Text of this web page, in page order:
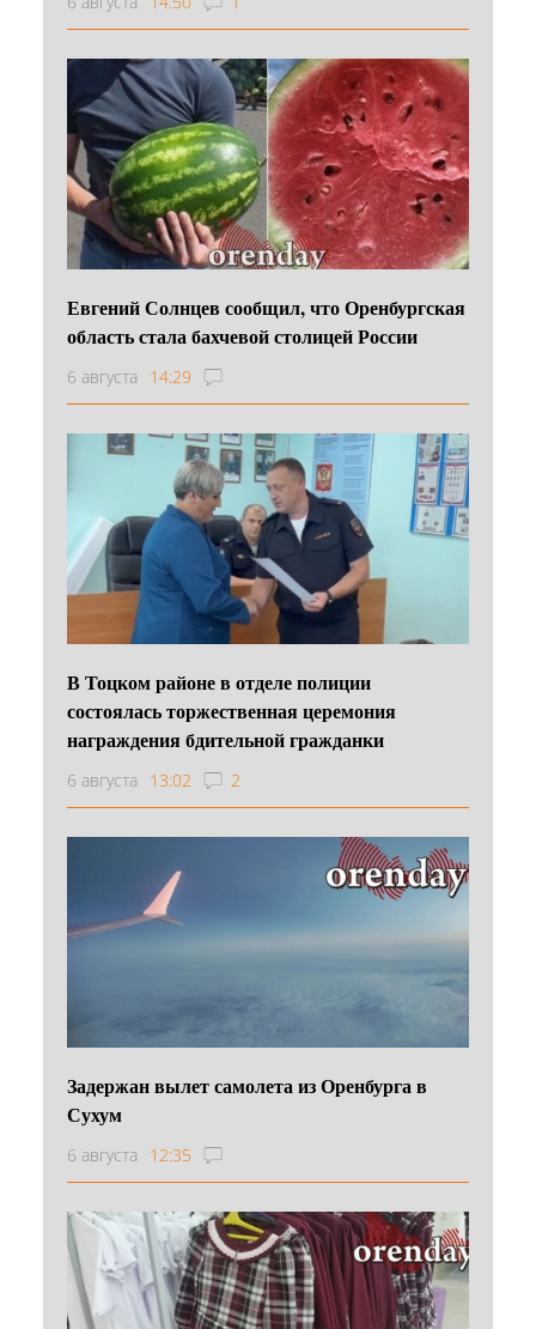
Евгений Солнцев сообщил, что Оренбургская
область стала бахчевой столицей России
6 августа 14:29
В Тоцком районе в отделе полиции
состоялась торжественная церемония
награждения бдительной гражданки
6 августа 13:02 2
Задержан вылет самолета из Оренбурга в
Сухум
6 августа 12:35